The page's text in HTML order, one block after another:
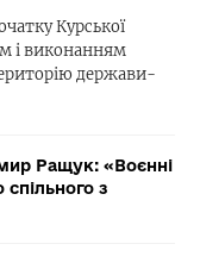
Курської
і виконанням
держави-
Ращук: «Воєнні
з